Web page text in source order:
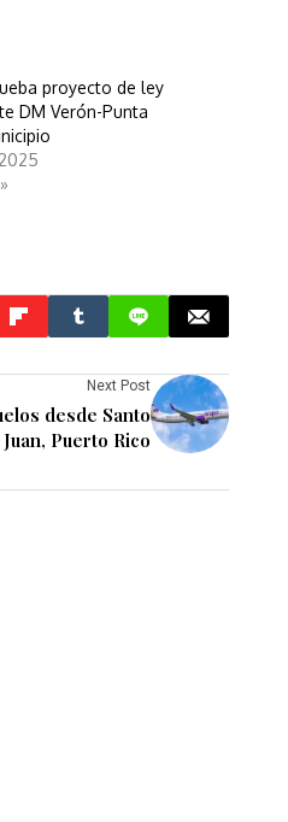
proyecto de ley
DM Verón-Punta
Next Post
desde Santo
Puerto Rico